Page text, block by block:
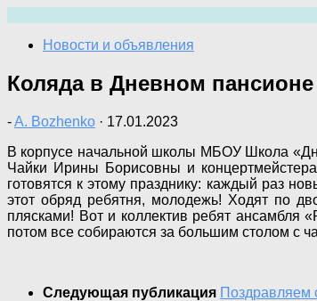
содержимому
Новости и объявления
Коляда в Дневном
-A. Bozhenko · 17.01.2023
В корпусе начальной школы МБОУ Школа
Чайки Ирины Борисовны и
готовятся к этому празднику: каждый раз
этот обряд ребятня, молодежь! Ходят по
плясками! Вот и коллектив ребят ансамбля
потом все собираются за большим столом с
Следующая публикация Поздравляем